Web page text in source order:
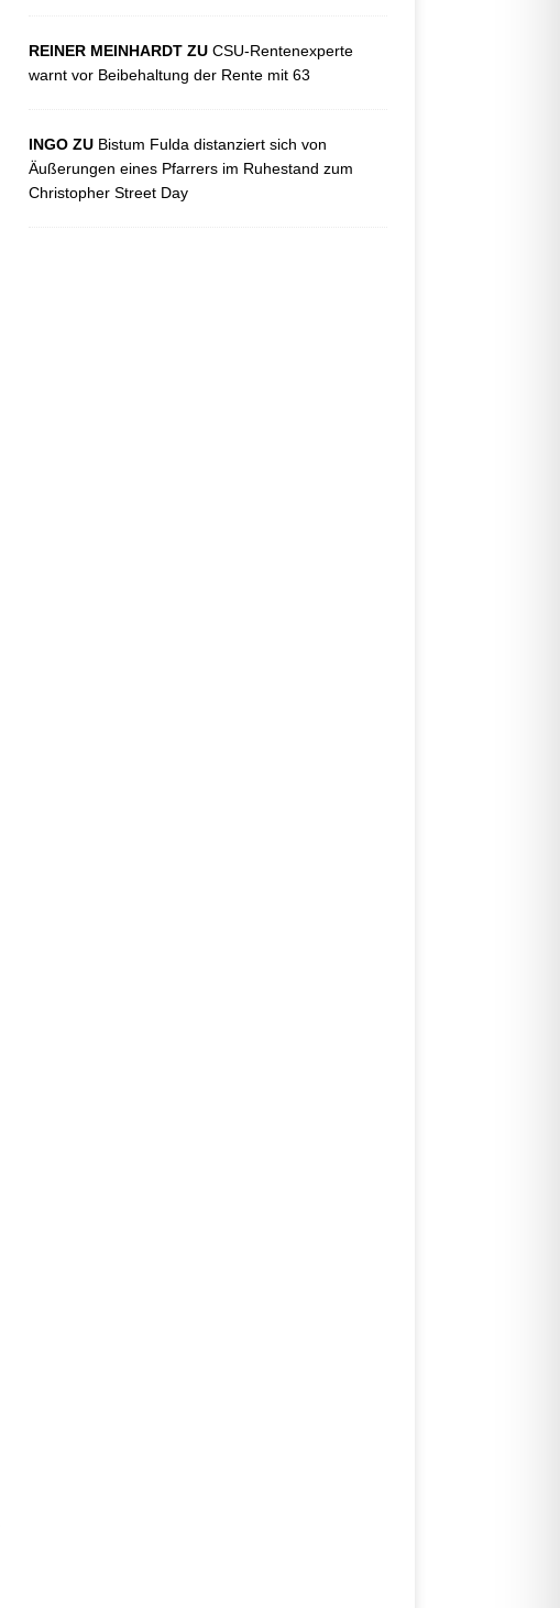
REINER MEINHARDT ZU CSU-Rentenexperte
warnt vor Beibehaltung der Rente mit 63
INGO ZU Bistum Fulda distanziert sich von
Äußerungen eines Pfarrers im Ruhestand zum
Christopher Street Day